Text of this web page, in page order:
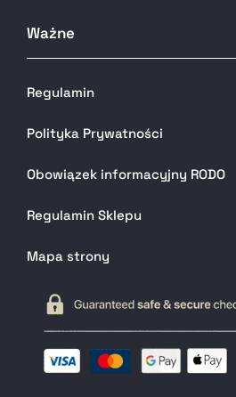
Ważne
Regulamin
Polityka Prywatności
Obowiązek informacyjny RODO
Regulamin Sklepu
Mapa strony